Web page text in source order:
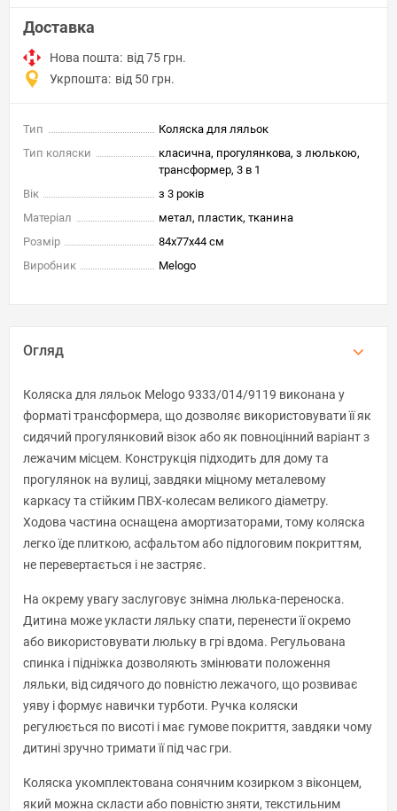
Доставка
Нова пошта: від 75 грн.
Укрпошта: від 50 грн.
Тип
Коляска для ляльок
Тип коляски
класична, прогулянкова, з люлькою,
трансформер, 3 в 1
Вік
з 3 років
Матеріал
метал, пластик, тканина
Розмір
84x77x44 см
Виробник
Melogo
Огляд
Коляска для ляльок Melogo 9333/014/9119 виконана у
форматі трансформера, що дозволяє використовувати її як
сидячий прогулянковий візок або як повноцінний варіант з
лежачим місцем. Конструкція підходить для дому та
прогулянок на вулиці, завдяки міцному металевому
каркасу та стійким ПВХ-колесам великого діаметру.
Ходова частина оснащена амортизаторами, тому коляска
легко їде плиткою, асфальтом або підлоговим покриттям,
не перевертається і не застряє.
На окрему увагу заслуговує знімна люлька-переноска.
Дитина може укласти ляльку спати, перенести її окремо
або використовувати люльку в грі вдома. Регульована
спинка і підніжка дозволяють змінювати положення
ляльки, від сидячого до повністю лежачого, що розвиває
уяву і формує навички турботи. Ручка коляски
регулюється по висоті і має гумове покриття, завдяки чому
дитині зручно тримати її під час гри.
Коляска укомплектована сонячним козирком з віконцем,
який можна скласти або повністю зняти, текстильним